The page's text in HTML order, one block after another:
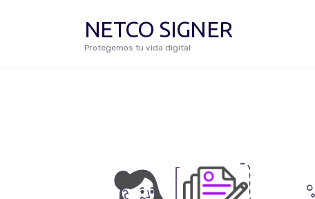
NETCO SIGNER
Protegemos tu vida digital